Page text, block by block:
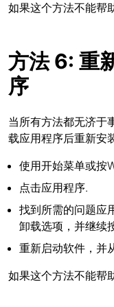
如果这个方法不能帮
方法 6: 重
序
当所有方法都无济于
载应用程序后重新安
使用开始菜单或按
点击应用程序.
找到所需的问题应
卸载选项，并继续
重新启动软件，并
如果这个方法不能帮